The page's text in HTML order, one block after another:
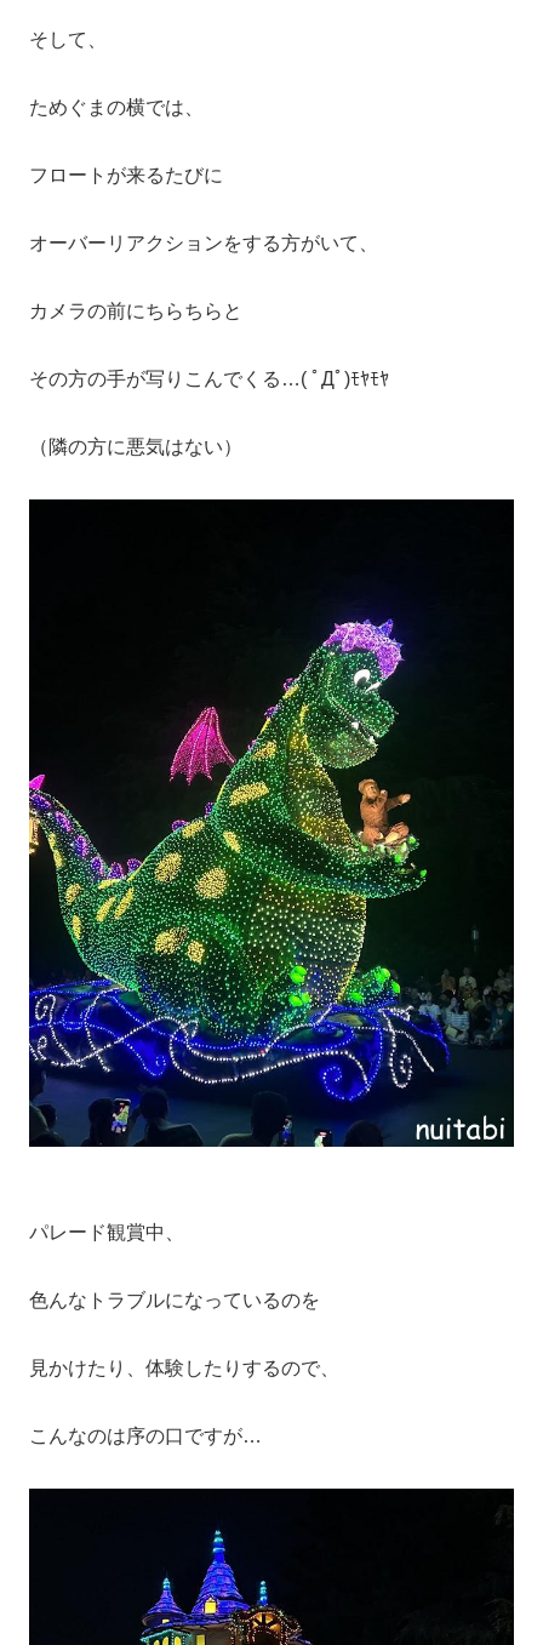
そして、
ためぐまの横では、
フロートが来るたびに
オーバーリアクションをする方がいて、
カメラの前にちらちらと
その方の手が写りこんでくる…( ﾟДﾟ)ﾓﾔﾓﾔ
（隣の方に悪気はない）
パレード観賞中、
色んなトラブルになっているのを
見かけたり、体験したりするので、
こんなのは序の口ですが…